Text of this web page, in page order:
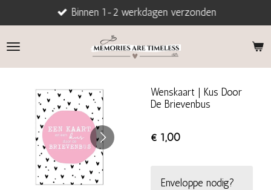
direct
naar
Binnen 1-2 werkdagen verzonden
Wenskaart | Kus Door
De Brievenbus
€ 1,00
Enveloppe nodig?